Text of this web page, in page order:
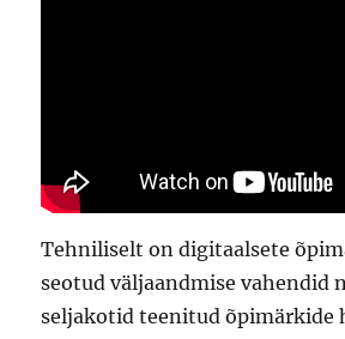
Tehniliselt on digitaalsete
seotud väljaandmise vahendid
seljakotid teenitud õpimärkide